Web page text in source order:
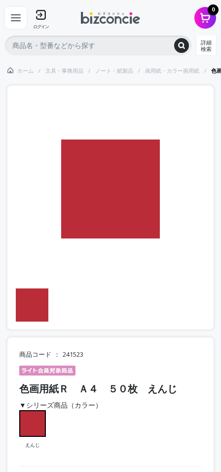
ログイン
0
詳細
検索
ホーム 文具・事務用品 ノート・紙製品 画用紙・カラー画用紙 色
商品コード 241523
色画用紙Ｒ Ａ４ ５０枚 えんじ
▼シリーズ商品（カラー）
えんじ